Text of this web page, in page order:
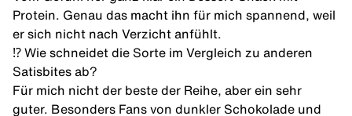
Protein. Genau das macht ihn für mich spannend, weil
er sich nicht nach Verzicht anfühlt.
⁉️ Wie schneidet die Sorte im Vergleich zu anderen
Satisbites ab?
Für mich nicht der beste der Reihe, aber ein sehr
guter. Besonders Fans von dunkler Schokolade und